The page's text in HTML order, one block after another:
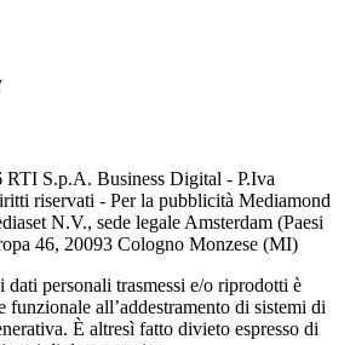
RTI S.p.A. Business Digital - P.Iva
riservati - Per la pubblicità Mediamond
N.V., sede legale Amsterdam (Paesi
46, 20093 Cologno Monzese (MI)
dati personali trasmessi e/o riprodotti è
all’addestramento di sistemi di
È altresì fatto divieto espresso di